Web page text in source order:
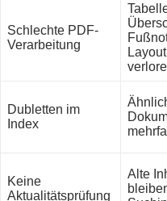
Schlechte PDF-
Verarbeitung
Dubletten im
Index
Keine
Aktualitätsprüfung
Alte